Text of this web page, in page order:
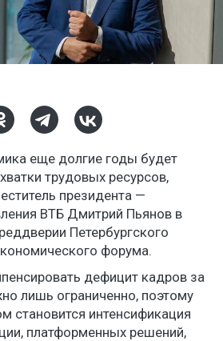
еще долгие годы будет
трудовых ресурсов,
президента —
ВТБ Дмитрий Пьянов в
Петербургского
форума.
дефицит кадров за
лишь ограниченно, поэтому
становится интенсификация
платформенных решений,